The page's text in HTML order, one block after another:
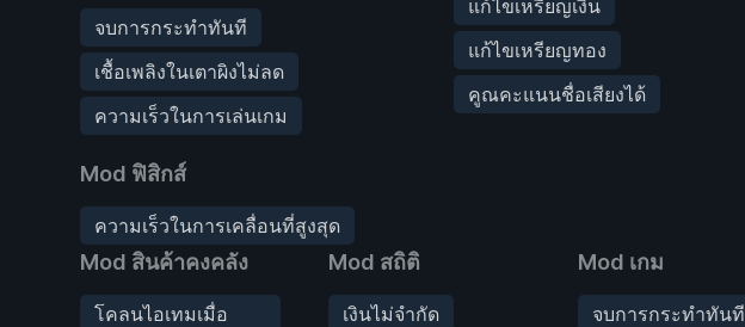
จบการกระทำทันที
เชื้อเพลิงในเตาผิงไม่ลด
ความเร็วในการเล่นเกม
Mod ฟิสิกส์
ความเร็วในการเคลื่อนที่สูงสุด
แก้ไขเหรียญเงิน
แก้ไขเหรียญทอง
คูณคะแนนชื่อเสียงได้
Mod สินค้าคงคลัง
โคลนไอเทมเมื่อ
Mod สถิติ
เงินไม่จำกัด
Mod เกม
จบการกระทำทันที